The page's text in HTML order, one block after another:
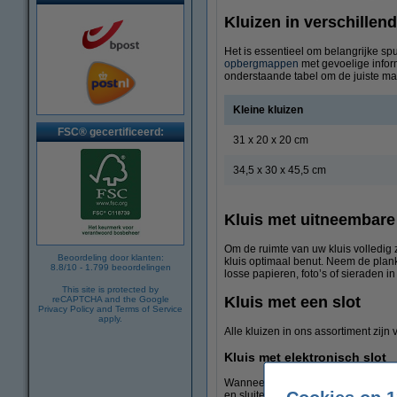
FSC® gecertificeerd:
Beoordeling door klanten:
8.8/10 - 1.799 beoordelingen
This site is protected by
reCAPTCHA and the Google
Privacy Policy and Terms of Service
apply.
Kluizen in
Het is essentieel om belangrijke
opbergmappen met gevoelige
onderstaande tabel om de juiste
Kleine kluizen
31 x 20 x 20 cm
34,5 x 30 x 45,5 cm
Kluis met
Om de ruimte van uw kluis
kluis optimaal benut. Neem de
losse papieren, foto’s of sieraden
Kluis met een slot
Alle kluizen in ons assortiment zijn
Kluis met elektronisch slot
Wanneer meerdere personen